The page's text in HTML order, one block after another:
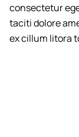
consectetur
taciti dolore
ex cillum litora